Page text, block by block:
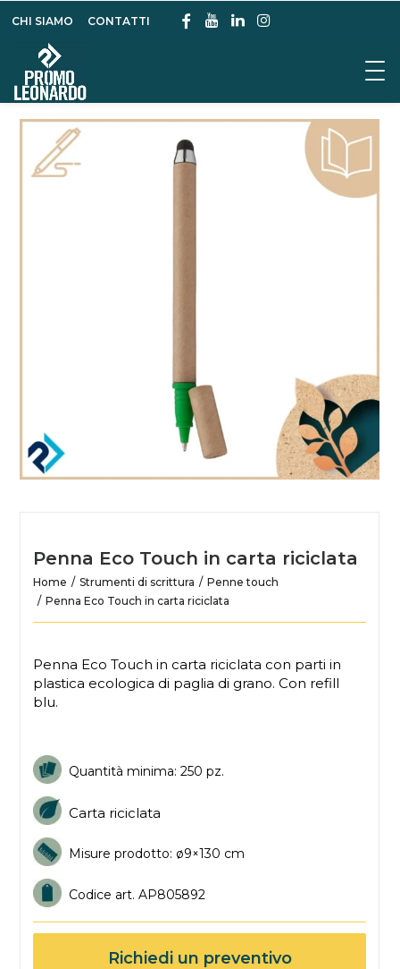
CHI SIAMO CONTATTI
Penna Eco Touch in carta riciclata
Home Strumenti di scrittura
Penne touch
Penna Eco Touch in carta riciclata
Penna Eco Touch in carta riciclata con parti in
plastica ecologica di paglia di grano. Con refill
blu.
Quantità minima: 250 pz.
Carta riciclata
Misure prodotto: ø9×130 cm
Codice art. AP805892
Richiedi un preventivo